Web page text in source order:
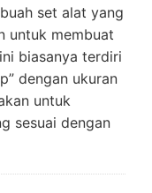
set alat yang
untuk membuat
biasanya terdiri
dengan ukuran
untuk
sesuai dengan